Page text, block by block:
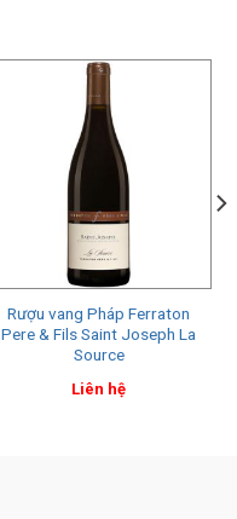
Rượu vang Pháp Ferraton
Pere & Fils Saint Joseph La
Source
Liên hệ